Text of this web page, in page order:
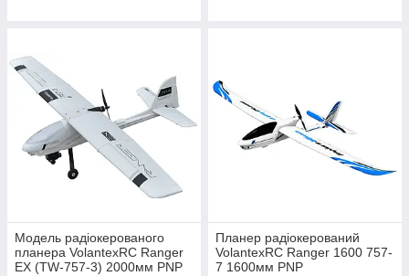
Модель радіокерованого
планера VolantexRC Ranger
EX (TW-757-3) 2000мм PNP
Планер радіокерований
VolantexRC Ranger 1600 757-
7 1600мм PNP